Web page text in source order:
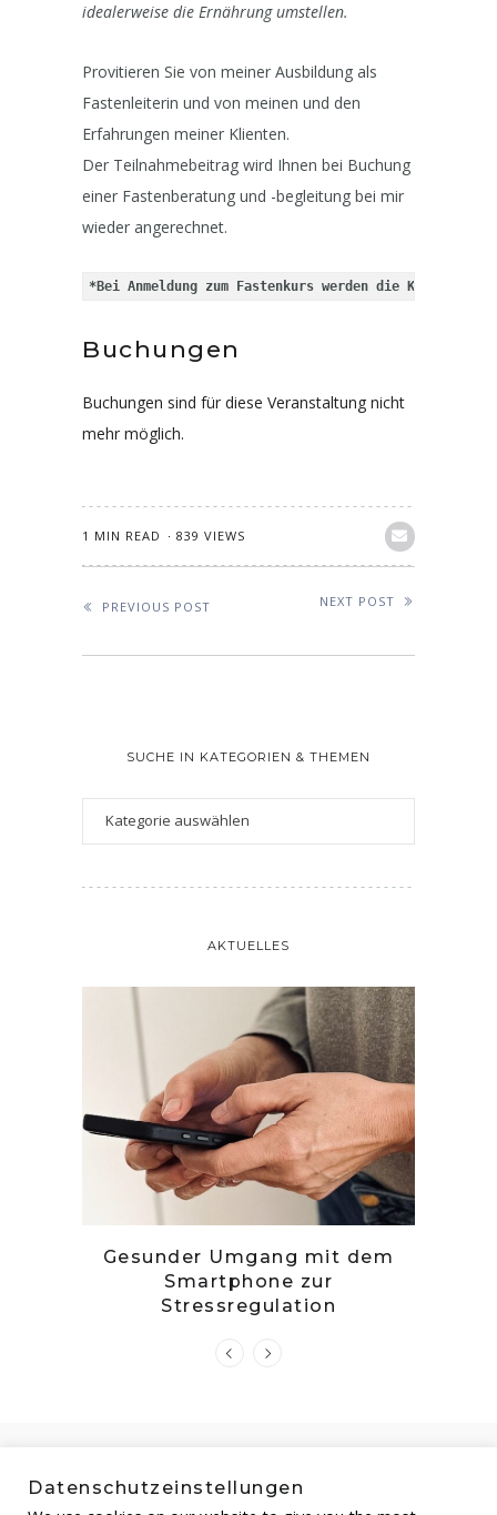
idealerweise die Ernährung umstellen.
Provitieren Sie von meiner Ausbildung als
Fastenleiterin und von meinen und den
Erfahrungen meiner Klienten.
Der Teilnahmebeitrag wird Ihnen bei Buchung
einer Fastenberatung und -begleitung bei mir
wieder angerechnet.
*Bei Anmeldung zum Fastenkurs werden die Kosten
Buchungen
Buchungen sind für diese Veranstaltung nicht
mehr möglich.
1 MIN READ 839 VIEWS
PREVIOUS POST NEXT POST
SUCHE IN KATEGORIEN & THEMEN
AKTUELLES
Gesunder Umgang mit dem
Smartphone zur
Stressregulation
Datenschutzeinstellungen